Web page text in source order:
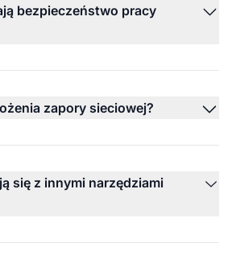
bezpieczeństwo pracy
zapory sieciowej?
się z innymi narzędziami